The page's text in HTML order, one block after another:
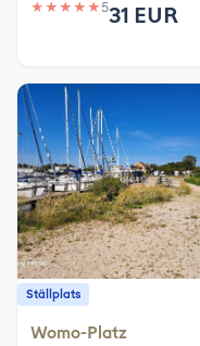
★ ★ ★ ★ ★531 EUR
Ställplats
Womo-Platz